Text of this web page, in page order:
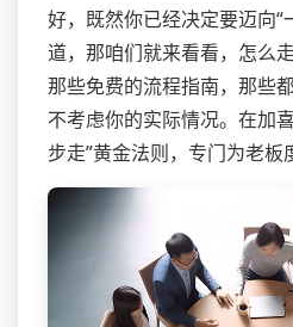
好，既然你已经决定要迈向“
道，那咱们就来看看，怎么
那些免费的流程指南，那些
不考虑你的实际情况。在加
步走”黄金法则，专门为老板